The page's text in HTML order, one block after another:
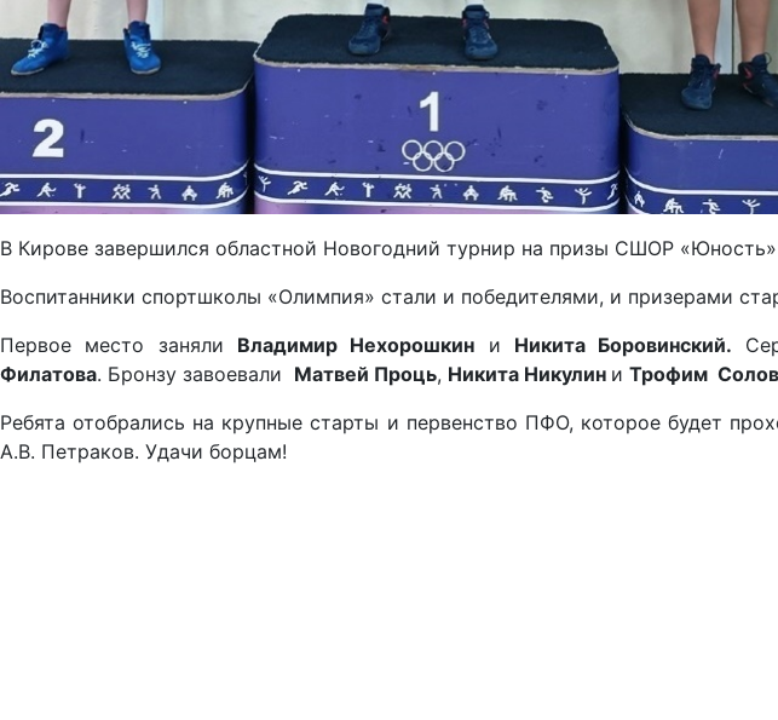
В Кирове завершился областной Новогодний турнир на призы СШОР
Воспитанники спортшколы «Олимпия» стали и победителями, и призерами
Первое место заняли Владимир Нехорошкин и Никита Боровинский.
Филатова. Бронзу завоевали Матвей Проць, Никита Никулин и Трофим
Ребята отобрались на крупные старты и первенство ПФО, которое будет
А.В. Петраков. Удачи борцам!